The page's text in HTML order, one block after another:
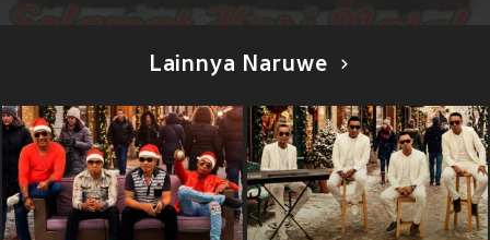
Lainnya Naruwe